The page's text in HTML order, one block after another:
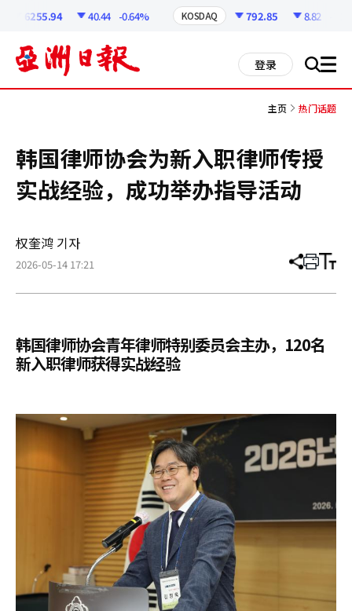
6255.94 40.44 -0.64% KOSDAQ 792.85 8.82
登录 搜 all
主页 热门话题
韩国律师协会为新入职律师传授
实战经验，成功举办指导活动
权奎鸿 기자
2026-05-14 17:21 分
章
打 调
小
韩国律师协会青年律师特别委员会主办，120名
新入职律师获得实战经验